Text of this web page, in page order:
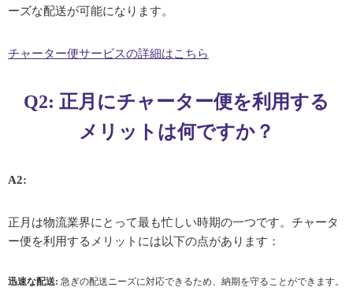
ーズな配送が可能になります。
チャーター便サービスの詳細はこちら
Q2: 正月にチャーター便を利用する
メリットは何ですか？
A2:
正月は物流業界にとって最も忙しい時期の一つです。チャータ
ー便を利用するメリットには以下の点があります：
迅速な配送: 急ぎの配送ニーズに対応できるため、納期を守ることができます。